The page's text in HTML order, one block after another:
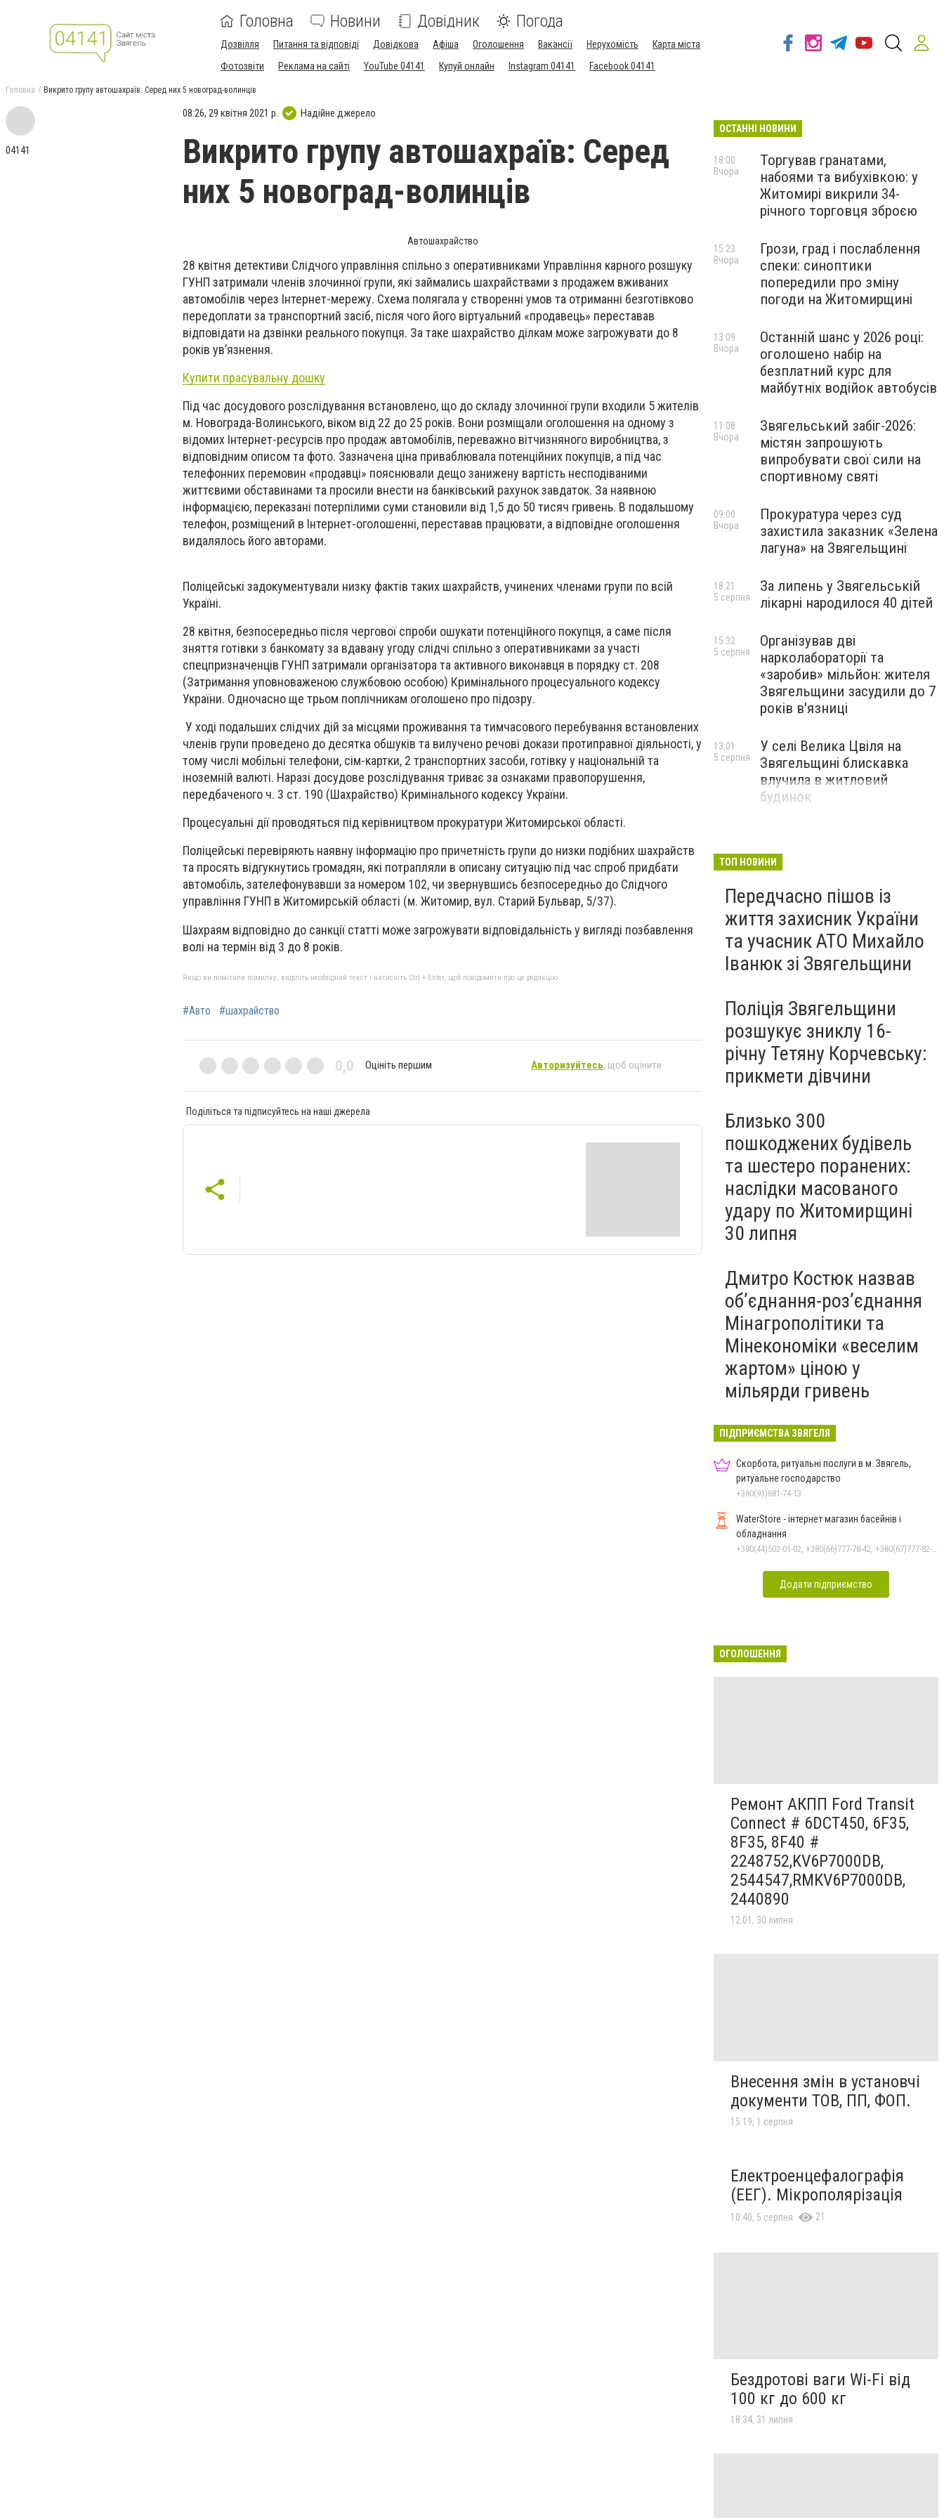
Головна Новини Довідник Погода
Дозвілля Питання та відповіді Довідкова Афіша Оголошення Вакансії Нерухомість
Карта міста
Фотозвіти
Реклама на сайті YouTube 04141 Купуй онлайн Instagram 04141 Facebook 04141
Головна Викрито групу автошахраїв: Серед них 5 новоград-волинців
04141
08:26, 29 квітня 2021 р. Надійне джерело
Викрито групу автошахраїв: Серед
них 5 новоград-волинців
Автошахрайство
28 квітня детективи Слідчого управління спільно з оперативниками Управління карного розшуку
ГУНП затримали членів злочинної групи, які займались шахрайствами з продажем вживаних
автомобілів через Інтернет-мережу. Схема полягала у створенні умов та отриманні безготівково
передоплати за транспортний засіб, після чого його віртуальний «продавець» переставав
відповідати на дзвінки реального покупця. За таке шахрайство ділкам може загрожувати до 8
років ув’язнення.
Купити прасувальну дошку
Під час досудового розслідування встановлено, що до складу злочинної групи входили 5 жителів
м. Новограда-Волинського, віком від 22 до 25 років. Вони розміщали оголошення на одному з
відомих Інтернет-ресурсів про продаж автомобілів, переважно вітчизняного виробництва, з
відповідним описом та фото. Зазначена ціна приваблювала потенційних покупців, а під час
телефонних перемовин «продавці» пояснювали дещо занижену вартість несподіваними
життєвими обставинами та просили внести на банківський рахунок завдаток. За наявною
інформацією, переказані потерпілими суми становили від 1,5 до 50 тисяч гривень. В подальшому
телефон, розміщений в Інтернет-оголошенні, переставав працювати, а відповідне оголошення
видалялось його авторами.
Поліцейські задокументували низку фактів таких шахрайств, учинених членами групи по всій
Україні.
28 квітня, безпосередньо після чергової спроби ошукати потенційного покупця, а саме після
зняття готівки з банкомату за вдавану угоду слідчі спільно з оперативниками за участі
спецпризначенців ГУНП затримали організатора та активного виконавця в порядку ст. 208
(Затримання уповноваженою службовою особою) Кримінального процесуального кодексу
України. Одночасно ще трьом поплічникам оголошено про підозру.
У ході подальших слідчих дій за місцями проживання та тимчасового перебування встановлених
членів групи проведено до десятка обшуків та вилучено речові докази протиправної діяльності, у
тому числі мобільні телефони, сім-картки, 2 транспортних засоби, готівку у національній та
іноземній валюті. Наразі досудове розслідування триває за ознаками правопорушення,
передбаченого ч. 3 ст. 190 (Шахрайство) Кримінального кодексу України.
Процесуальні дії проводяться під керівництвом прокуратури Житомирської області.
Поліцейські перевіряють наявну інформацію про причетність групи до низки подібних шахрайств
та просять відгукнутись громадян, які потрапляли в описану ситуацію під час спроб придбати
автомобіль, зателефонувавши за номером 102, чи звернувшись безпосередньо до Слідчого
управління ГУНП в Житомирській області (м. Житомир, вул. Старий Бульвар, 5/37).
Шахраям відповідно до санкції статті може загрожувати відповідальність у вигляді позбавлення
волі на термін від 3 до 8 років.
Якщо ви помітили помилку, виділіть необхідний текст і натисніть Ctrl + Enter, щоб повідомити про це редакцію
#Авто #шахрайство
0,0 Оцініть першим Авторизуйтесь, щоб оцінити
Поділіться та підписуйтесь на наші джерела
ОСТАННІ НОВИНИ
Торгував гранатами,
набоями та вибухівкою: у
Житомирі викрили 34-
річного торговця зброєю
18:00
Вчора
Грози, град і послаблення
спеки: синоптики
попередили про зміну
погоди на Житомирщині
15:23
Вчора
Останній шанс у 2026 році:
оголошено набір на
безплатний курс для
майбутніх водійок автобусів
13:09
Вчора
Звягельський забіг-2026:
містян запрошують
випробувати свої сили на
спортивному святі
11:08
Вчора
Прокуратура через суд
захистила заказник «Зелена
лагуна» на Звягельщині
09:00
Вчора
За липень у Звягельській
лікарні народилося 40 дітей
18:21
5 серпня
Організував дві
нарколабораторії та
«заробив» мільйон: жителя
Звягельщини засудили до 7
років в'язниці
15:32
5 серпня
У селі Велика Цвіля на
Звягельщині блискавка
влучила в житловий
будинок
13:01
5 серпня
ТОП НОВИНИ
Передчасно пішов із
життя захисник України
та учасник АТО Михайло
Іванюк зі Звягельщини
Поліція Звягельщини
розшукує зниклу 16-
річну Тетяну Корчевську:
прикмети дівчини
Близько 300
пошкоджених будівель
та шестеро поранених:
наслідки масованого
удару по Житомирщині
30 липня
Дмитро Костюк назвав
об’єднання-роз’єднання
Мінагрополітики та
Мінекономіки «веселим
жартом» ціною у
мільярди гривень
ПІДПРИЄМСТВА ЗВЯГЕЛЯ
Скорбота, ритуальні послуги в м. Звягель,
ритуальне господарство
+380(93)681-74-13
WaterStore - інтернет магазин басейнів і
обладнання
+380(44)502-01-02, +380(66)777-78-42, +380(67)777-82-19, +380(67)890-80-80, +380(73)890-80-80, +380(44)502-01-03
Додати підприємство
ОГОЛОШЕННЯ
Ремонт АКПП Ford Transit
Connect # 6DCT450, 6F35,
8F35, 8F40 #
2248752,KV6P7000DB,
2544547,RMKV6P7000DB,
2440890
12:01, 30 липня
Внесення змін в установчі
документи ТОВ, ПП, ФОП.
15:19, 1 серпня
Електроенцефалографія
(ЕЕГ). Мікрополярізація
10:40, 5 серпня 21
Бездротові ваги Wi-Fi від
100 кг до 600 кг
18:34, 31 липня